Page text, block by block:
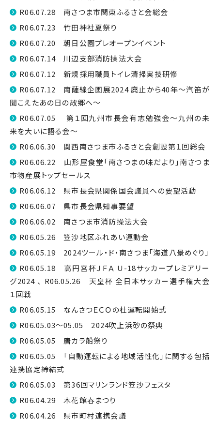
R06.07.28 南さつま市関東ふるさと会総会
R06.07.23 竹田神社夏祭り
R06.07.20 朝日公園プレオープンイベント
R06.07.14 川辺支部消防操法大会
R06.07.12 新規採用職員トイレ清掃実技研修
R06.07.12 南薩線企画展2024 廃止から40年～汽笛が
聞こえたあの日の故郷へ～
R06.07.05 第１回九州市長会有志勉強会～九州の未
来を大いに語る会～
R06.06.30 関西南さつま市ふるさと会創設第１回総会
R06.06.22 山形屋食堂「南さつまの味だより」南さつま
市物産展トップセールス
R06.06.12 県市長会県関係国会議員への要望活動
R06.06.07 県市長会県知事要望
R06.06.02 南さつま市消防操法大会
R06.05.26 笠沙地区ふれあい運動会
R06.05.19 2024ツール・ド・南さつま「海道八景めぐり」
R06.05.18 高円宮杯ＪＦＡ U-18サッカープレミアリー
グ2024 、 R06.05.26 天皇杯 全日本サッカー選手権大会
１回戦
R06.05.15 なんさつＥＣＯの杜運転開始式
R06.05.03～05.05 2024吹上浜砂の祭典
R06.05.05 唐カラ船祭り
R06.05.05 「自動運転による地域活性化」に関する包括
連携協定締結式
R06.05.03 第36回マリンランド笠沙フェスタ
R06.04.29 木花館春まつり
R06.04.26 県市町村連携会議